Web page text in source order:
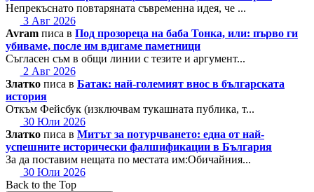
Непрекъснато повтаряната съвременна идея, че ...
3 Авг 2026
Avram писа в Под прозореца на баба Тонка, или: първо ги
убиваме, после им вдигаме паметници
Съгласен съм в общи линии с тезите и аргумент...
2 Авг 2026
Златко писа в Батак: най-големият внос в българската
история
Откъм Фейсбук (изключвам тукашната публика, т...
30 Юли 2026
Златко писа в Митът за потурчването: една от най-
успешните исторически фалшификации в България
За да поставим нещата по местата им:Обичайния...
30 Юли 2026
Back to the Top